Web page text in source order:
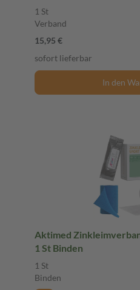
1 St
Verband
15,95 €
sofort lieferbar
In den
Aktimed
1 St Binden
1 St
Binden